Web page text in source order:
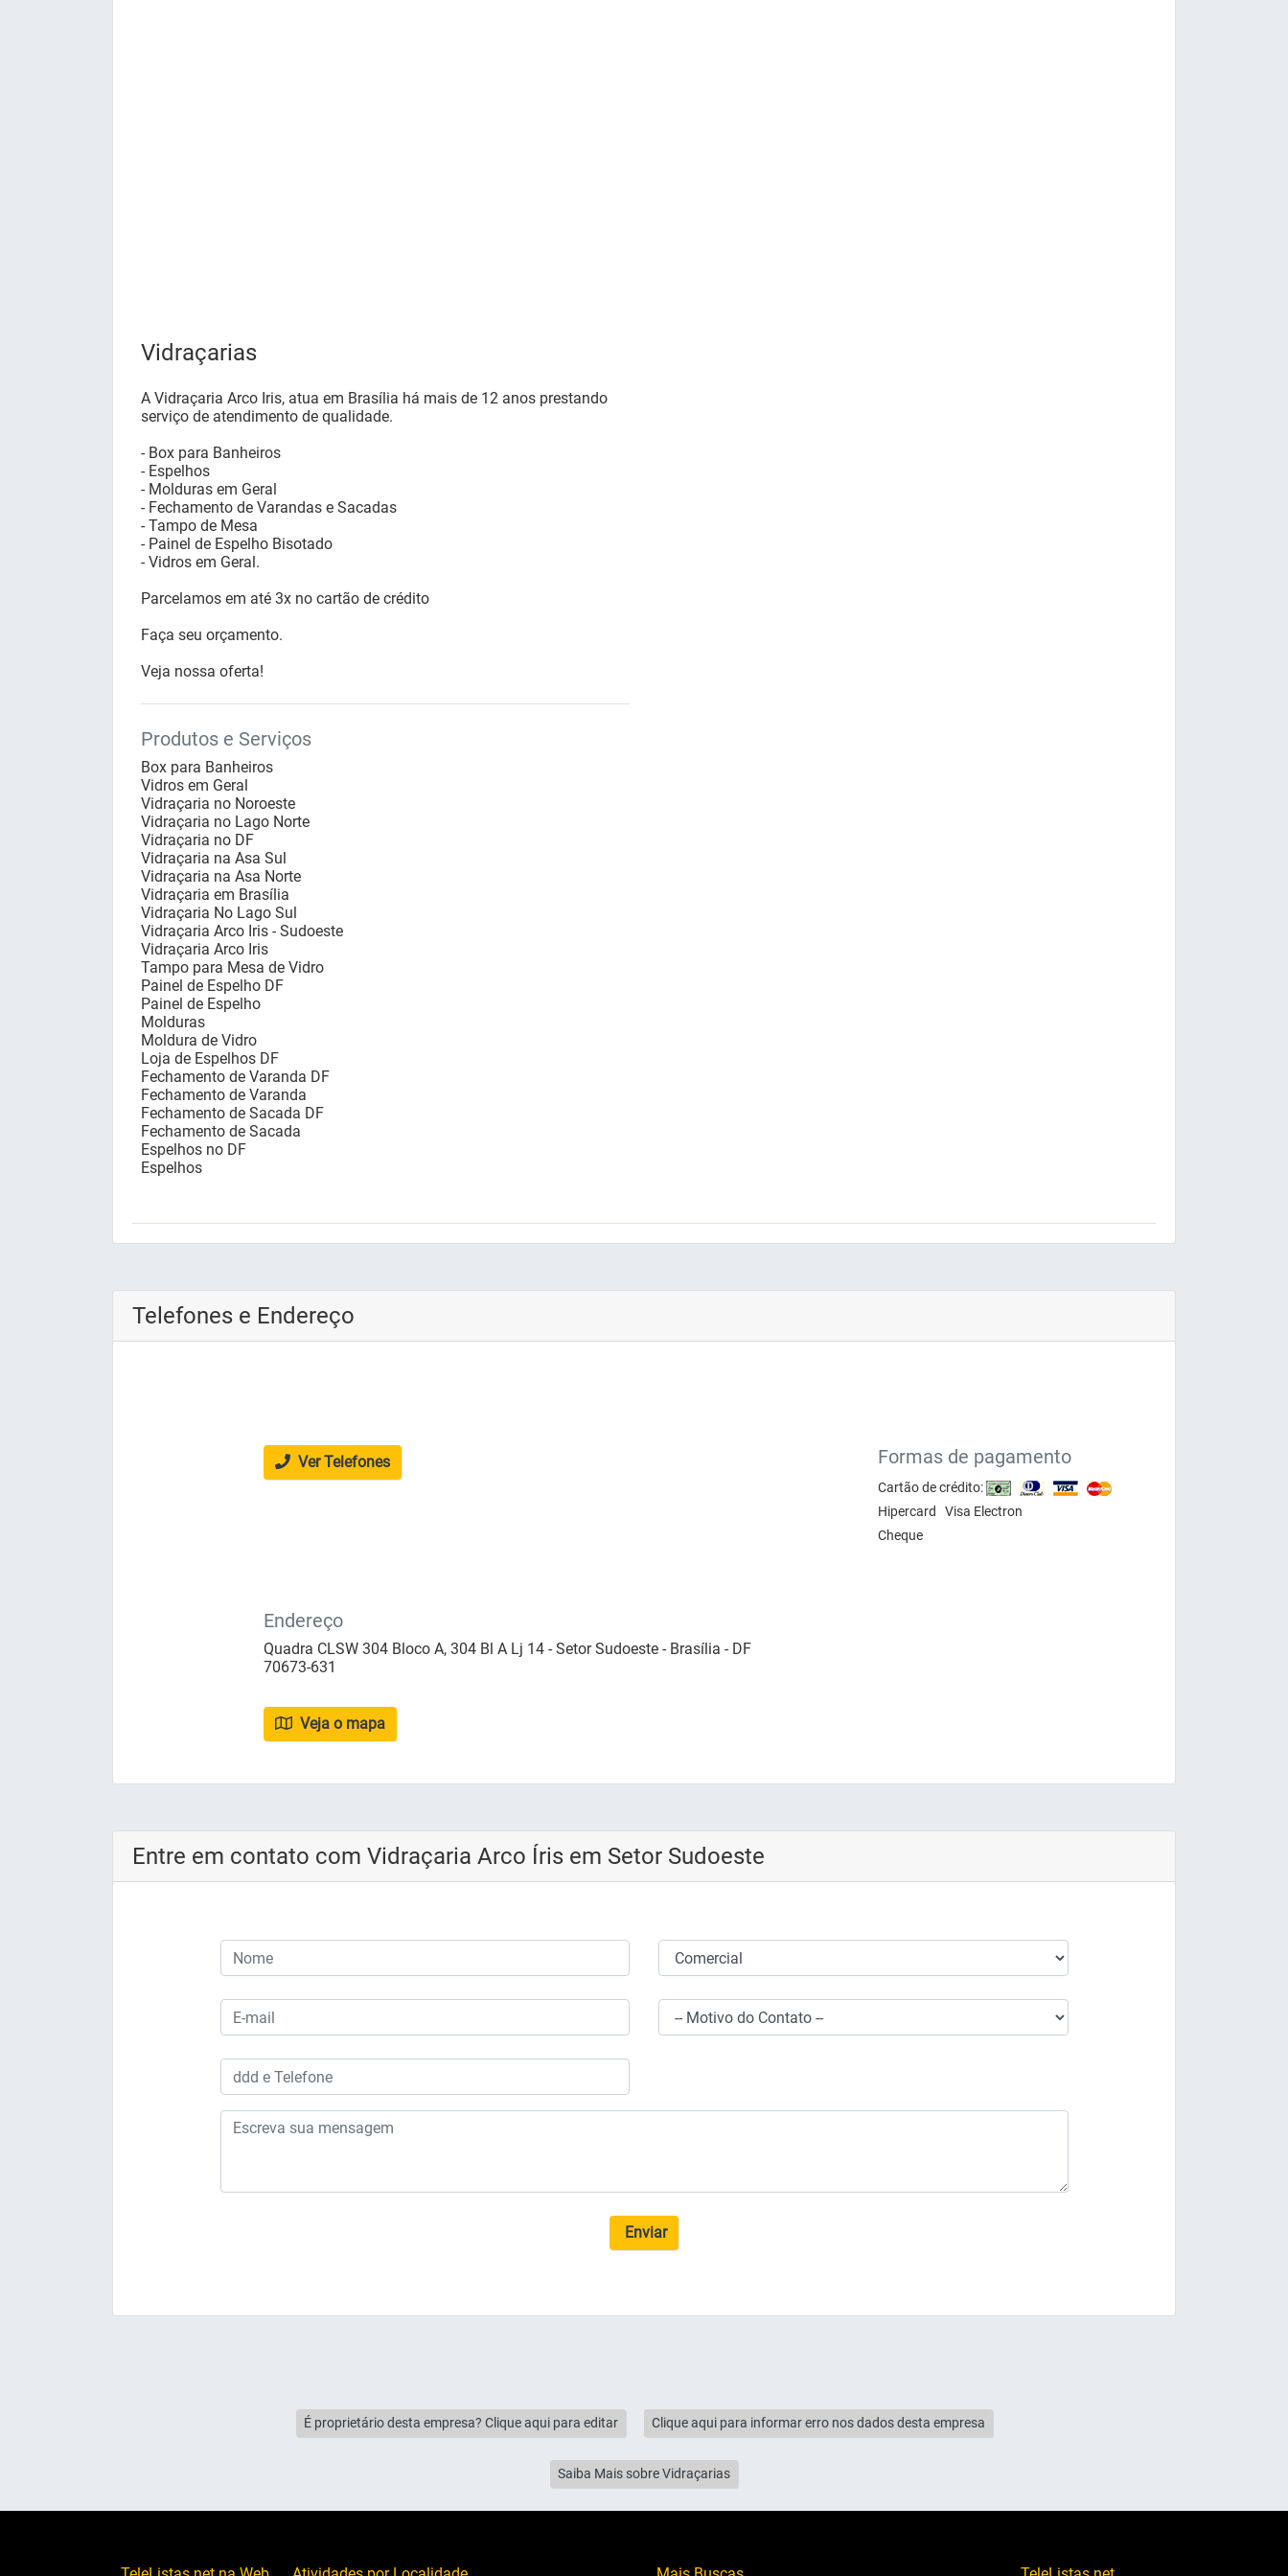
Vidraçarias
A Vidraçaria Arco Iris, atua em Brasília há mais de 12 anos prestando
serviço de atendimento de qualidade.
- Box para Banheiros
- Espelhos
- Molduras em Geral
- Fechamento de Varandas e Sacadas
- Tampo de Mesa
- Painel de Espelho Bisotado
- Vidros em Geral.
Parcelamos em até 3x no cartão de crédito
Faça seu orçamento.
Veja nossa oferta!
Produtos e Serviços
Box para Banheiros
Vidros em Geral
Vidraçaria no Noroeste
Vidraçaria no Lago Norte
Vidraçaria no DF
Vidraçaria na Asa Sul
Vidraçaria na Asa Norte
Vidraçaria em Brasília
Vidraçaria No Lago Sul
Vidraçaria Arco Iris - Sudoeste
Vidraçaria Arco Iris
Tampo para Mesa de Vidro
Painel de Espelho DF
Painel de Espelho
Molduras
Moldura de Vidro
Loja de Espelhos DF
Fechamento de Varanda DF
Fechamento de Varanda
Fechamento de Sacada DF
Fechamento de Sacada
Espelhos no DF
Espelhos
Telefones e Endereço
Ver Telefones Formas de pagamento
Cartão de crédito:
Hipercard Visa Electron
Cheque
Endereço
Quadra CLSW 304 Bloco A, 304 Bl A Lj 14 - Setor Sudoeste - Brasília - DF
70673-631
Veja o mapa
Entre em contato com Vidraçaria Arco Íris em Setor Sudoeste
Enviar
É proprietário desta empresa? Clique aqui para editar Clique aqui para informar erro nos dados desta empresa
Saiba Mais sobre Vidraçarias